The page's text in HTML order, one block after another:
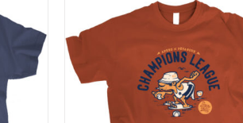
Les
options
peuvent
être
choisies
sur
la
page